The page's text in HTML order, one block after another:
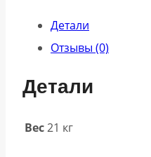
Детали
Отзывы (0)
Детали
Вес21 кг